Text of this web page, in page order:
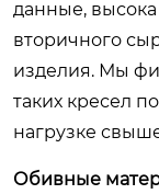
данные,
вторичного
изделия. Мы
таких кресел
нагрузке свыше
Обивные